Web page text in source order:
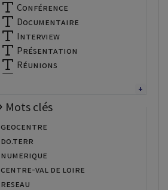
Conférence
Documentaire
Interview
Présentation
Réunions
Mots clés
geocentre
do.terr
numerique
centre-val de loire
reseau